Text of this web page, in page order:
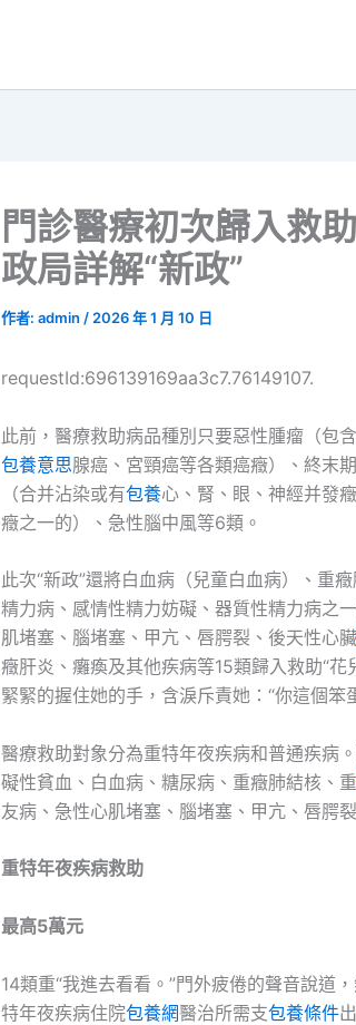
門診醫療初次歸入救
政局詳解“新政”
作者: admin / 2026 年 1 月 10 日
requestId:696139169aa3c7.76149107.
此前，醫療救助病品種別只要惡性腫瘤（包
包養意思腺癌、宮頸癌等各類癌癥）、終末
（合并沾染或有包養心、腎、眼、神經并發
癥之一的）、急性腦中風等6類。
此次“新政”還將白血病（兒童白血病）、重
精力病、感情性精力妨礙、器質性精力病之
肌堵塞、腦堵塞、甲亢、唇腭裂、後天性心臟
癥肝炎、癱瘓及其他疾病等15類歸入救助“
緊緊的握住她的手，含淚斥責她：“你這個
醫療救助對象分為重特年夜疾病和普通疾病
礙性貧血、白血病、糖尿病、重癥肺結核、重
友病、急性心肌堵塞、腦堵塞、甲亢、唇腭
重特年夜疾病救助
最高5萬元
14類重“我進去看看。”門外疲倦的聲音說道
特年夜疾病住院包養網醫治所需支包養條件